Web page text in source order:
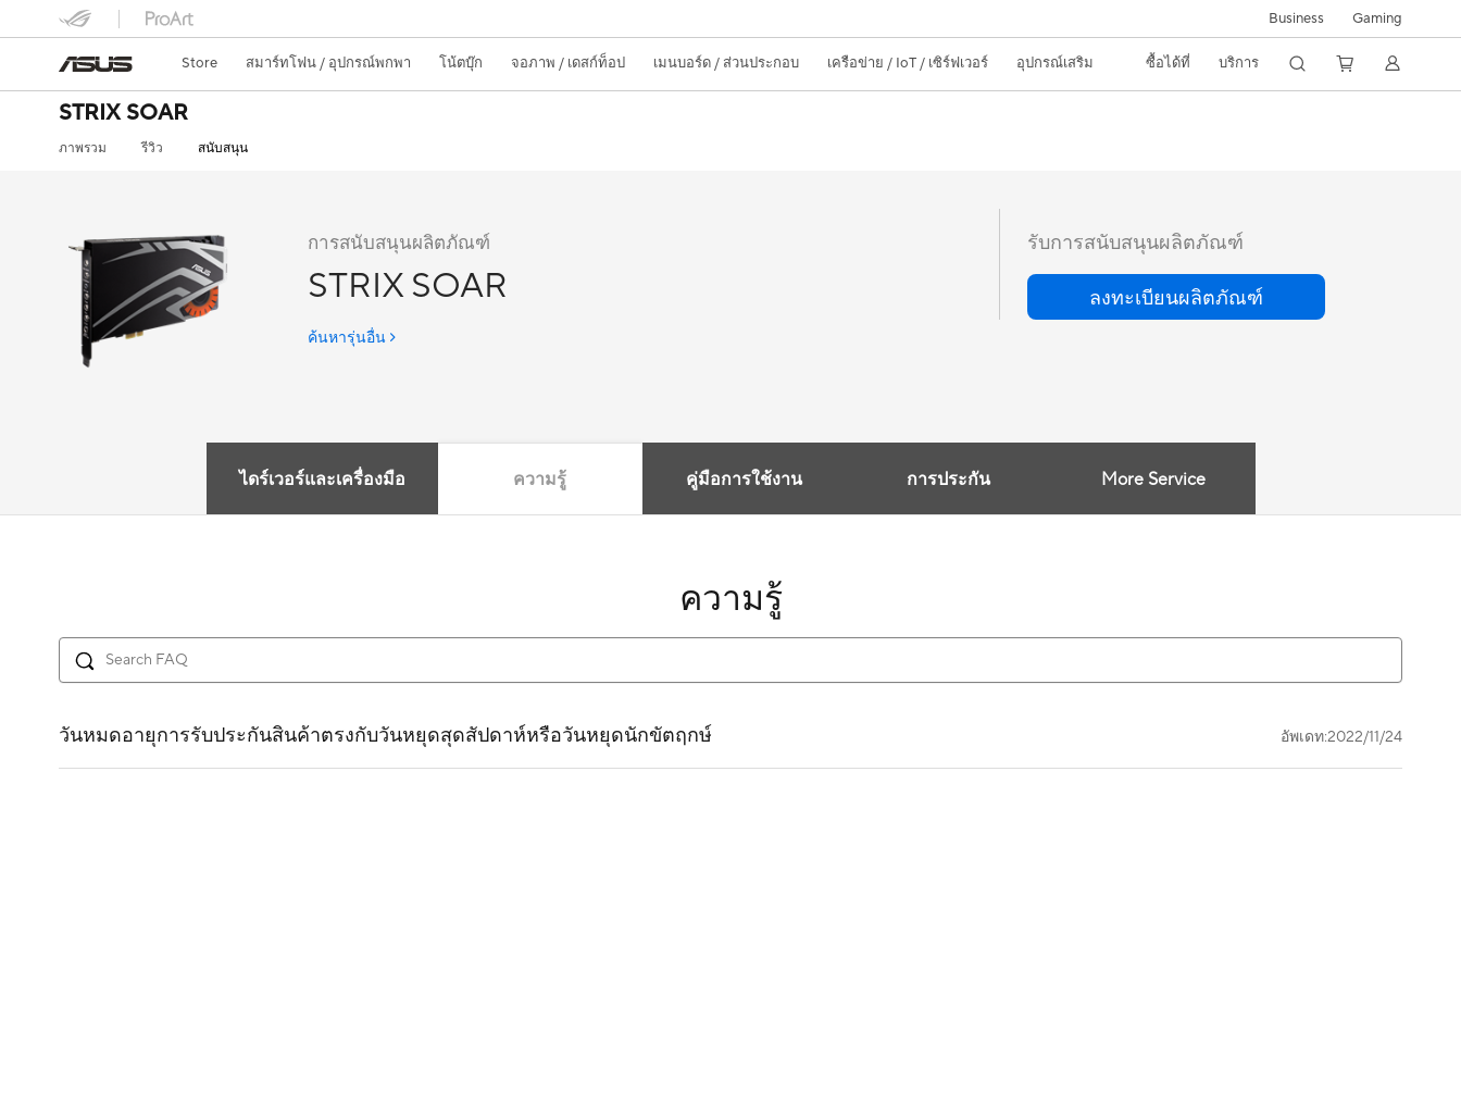
Business Gaming
Store สมาร์ทโฟน / อุปกรณ์พกพา โน้ตบุ๊ก จอภาพ / เดสก์ท็อป เมนบอร์ด / ส่วนประกอบ เครือข่าย / IoT / เซิร์ฟเวอร์ อุปกรณ์เสริม ซื้อได้ที่ บริการ
STRIX SOAR
ภาพรวม รีวิว สนับสนุน
การสนับสนุนผลิตภัณฑ์
STRIX SOAR
ค้นหารุ่นอื่น
รับการสนับสนุนผลิตภัณฑ์
ลงทะเบียนผลิตภัณฑ์
ไดร์เวอร์และเครื่องมือ ความรู้ คู่มือการใช้งาน การประกัน More Service
ความรู้
วันหมดอายุการรับประกันสินค้าตรงกับวันหยุดสุดสัปดาห์หรือวันหยุดนักขัตฤกษ์ อัพเดท:2022/11/24